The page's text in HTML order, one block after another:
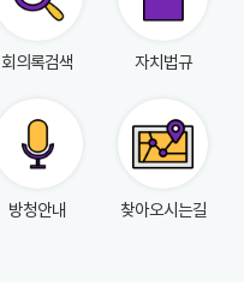
회의록검색 자치법규
방청안내 찾아오시는길